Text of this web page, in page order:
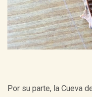
Por su parte, la Cueva